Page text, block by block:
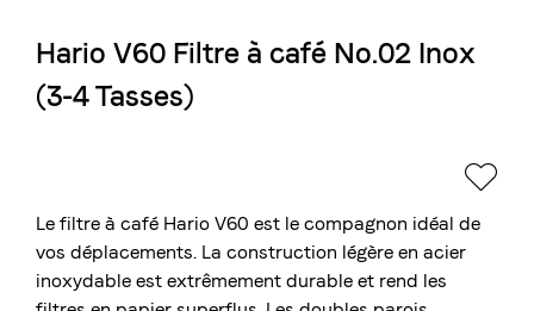
La torréfaction bernoise
Blasercafé
© 2026 Blasercafé AG
Hario V60 Filtre à café No.02 Inox
(3-4 Tasses)
Le filtre à café Hario V60 est le compagnon idéal de
vos déplacements. La construction légère en acier
inoxydable est extrêmement durable et rend les